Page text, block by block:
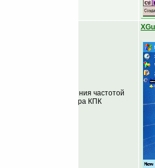
Программа для управления частотой
центрального процессора КПК